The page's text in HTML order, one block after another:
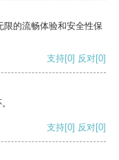
限的流畅体验和安全性保
支持[0] 反对[0]
支持[0] 反对[0]